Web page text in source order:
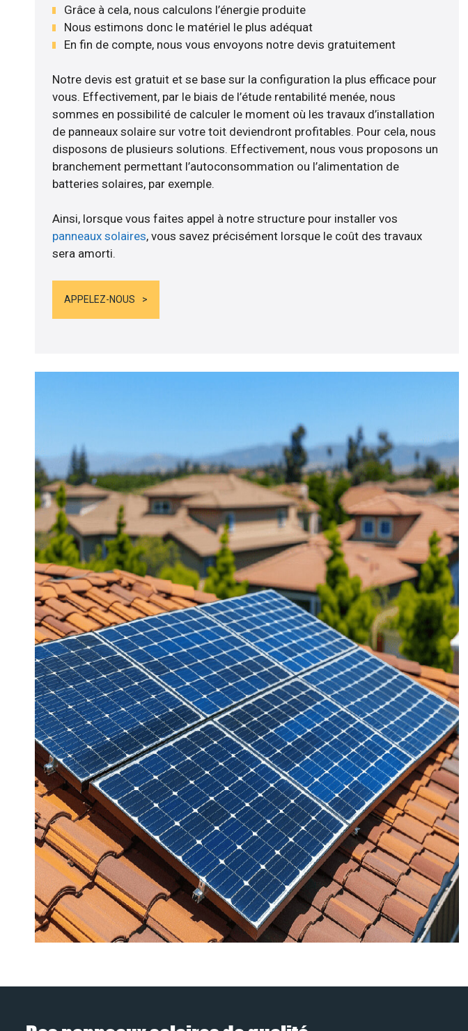
Grâce à cela, nous calculons l’énergie produite
Nous estimons donc le matériel le plus adéquat
En fin de compte, nous vous envoyons notre devis gratuitement
Notre devis est gratuit et se base sur la configuration la plus efficace pour
vous. Effectivement, par le biais de l’étude rentabilité menée, nous
sommes en possibilité de calculer le moment où les travaux d’installation
de panneaux solaire sur votre toit deviendront profitables. Pour cela, nous
disposons de plusieurs solutions. Effectivement, nous vous proposons un
branchement permettant l’autoconsommation ou l’alimentation de
batteries solaires, par exemple.
Ainsi, lorsque vous faites appel à notre structure pour installer vos
panneaux solaires, vous savez précisément lorsque le coût des travaux
sera amorti.
APPELEZ-NOUS